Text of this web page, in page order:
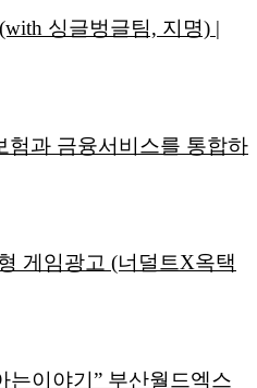
싱글벙글팀, 지명) |
험과 금융서비스를 통합하
게임광고 (너덜트X옥택
는이야기” 부산월드엑스